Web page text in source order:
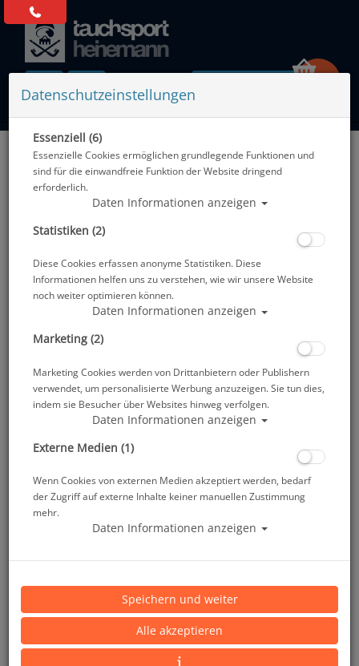
Alle Artikel zeigen aus: Geräteflossen
Mares Geräteflosse Superchannel - OH - mit
Artikelnr.: mar-410012OHBKR
Datenschutzeinstellungen
Essenziell (6)
Essenzielle Cookies ermöglichen grundlegende Funktionen und
sind für die einwandfreie Funktion der Website dringend
erforderlich.
Daten Informationen anzeigen
Statistiken (2)
Diese Cookies erfassen anonyme Statistiken. Diese
Informationen helfen uns zu verstehen, wie wir unsere Website
noch weiter optimieren können.
Daten Informationen anzeigen
Marketing (2)
Marketing Cookies werden von Drittanbietern oder Publishern
verwendet, um personalisierte Werbung anzuzeigen. Sie tun dies,
indem sie Besucher über Websites hinweg verfolgen.
Daten Informationen anzeigen
Externe Medien (1)
Wenn Cookies von externen Medien akzeptiert werden, bedarf
der Zugriff auf externe Inhalte keiner manuellen Zustimmung
mehr.
Daten Informationen anzeigen
Speichern und weiter
Alle akzeptieren